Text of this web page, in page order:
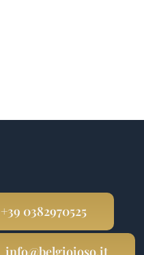
+39 0382970525
info@belgioioso.it